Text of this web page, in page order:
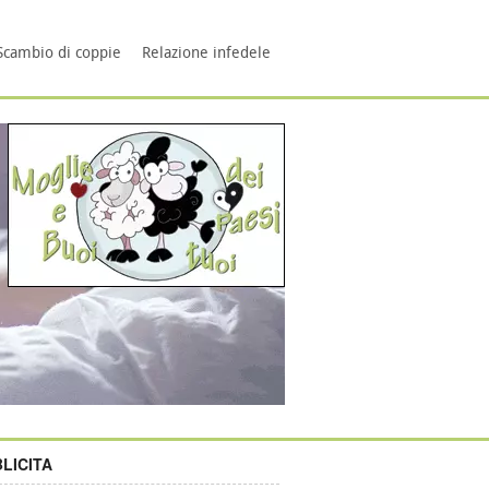
di coppie Relazione infedele